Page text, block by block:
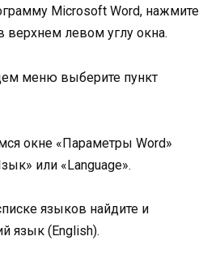
Microsoft Word, нажмите
верхнем левом углу окна.
меню выберите пункт
окне «Параметры Word»
или «Language».
языков найдите и
язык (English).